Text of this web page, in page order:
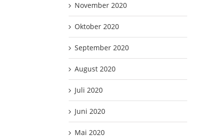
November 2020
Oktober 2020
September 2020
August 2020
Juli 2020
Juni 2020
Mai 2020